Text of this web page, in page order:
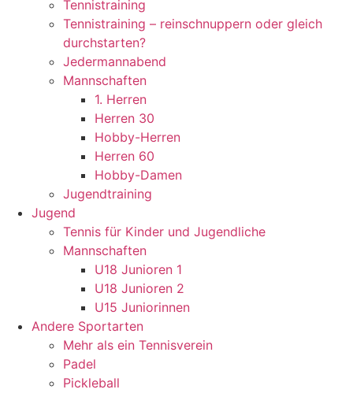
Tennistraining
Tennistraining – reinschnuppern oder gleich
durchstarten?
Jedermannabend
Mannschaften
1. Herren
Herren 30
Hobby-Herren
Herren 60
Hobby-Damen
Jugendtraining
Jugend
Tennis für Kinder und Jugendliche
Mannschaften
U18 Junioren 1
U18 Junioren 2
U15 Juniorinnen
Andere Sportarten
Mehr als ein Tennisverein
Padel
Pickleball